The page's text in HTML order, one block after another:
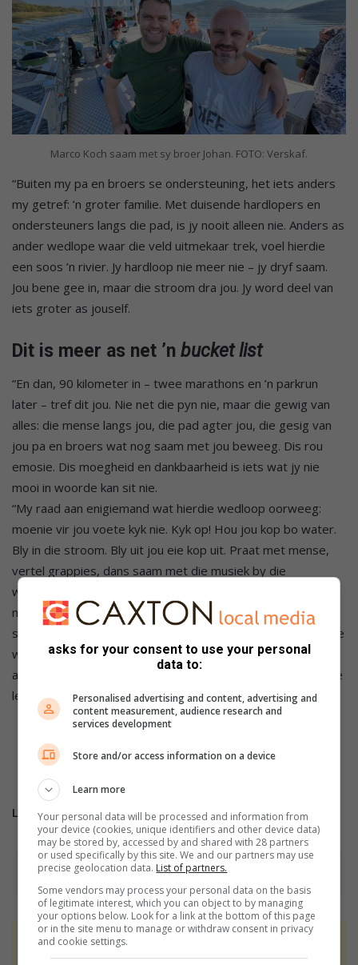
Marco Koch saam met sy broer Johan. FOTO: Verskaf.
“Buiten my pa en broers se ondersteuning, het iets anders
my getref: ’n groter familie. Met duisende hardlopers en
ondersteuners langs die pad, is jy nooit alleen nie. Anders as
ander wedlope waar die veld uitmekaar trek, voel hierdie
een soos ’n rivier. Jy hardloop nie meer nie – jy dryf saam.
Jou bene gee in, maar die stroom dra jou. Jy word deel van
iets groter as jouself.
Dit is meer as net ’n bucket list
“En dan, 90 kilometer in – twee marathons en ’n parkrun
later – tref dit jou. Nie net die pyn nie, maar die gewig van
alles: die mense langs jou, die pad agter jou, die gesig van
jou pa en broers wat nog saam met jou beweeg. Dis rou
emosie. Dis moegheid en dankbaarheid is iets wat jy nie
mooi in woorde kan sit nie.
“My raad aan enigiemand wat hierdie wedloop oorweeg:
moenie vir jou voete kyk nie. Kyk op! Hou jou kop bo water.
Bly in die stroom. Bly uit jou eie kop uit. Praat met mense,
vertel grappies, dans saam met die musiek by die
waterpunte. Want uiteindelik gaan dit nie net oor hardloop
nie – dit gaan oor saam dra, saam swaarkry, saam huil en
saam klaar maak. Maar bo alles, saam lag… want om eerlik te
wees: hierdie 90km wedloop is belaglik. Maar dit doen iets
aan jou. Dit is meer as net ’n
. Dit is ’n oorgang. Die
lewe sal nooit weer dieselfde wees nie…”.
vanaf Durban Na Pietermaritzburg plaas en is die
sogenaamde opwedloop.
Lees ook: Dit is nie Comrades nie, dit is ’n familie kameraad
At Caxton, every story is written by humans.
asks for your consent to use your personal
data to:
Personalised advertising and content, advertising and
content measurement, audience research and
services development
Store and/or access information on a device
Learn more
Your personal data will be processed and information from
your device (cookies, unique identifiers and other device data)
may be stored by, accessed by and shared with 28 partners
or used specifically by this site. We and our partners may use
precise geolocation data. List of partners.
Some vendors may process your personal data on the basis
of legitimate interest, which you can object to by managing
your options below. Look for a link at the bottom of this page
or in the site menu to manage or withdraw consent in privacy
and cookie settings.